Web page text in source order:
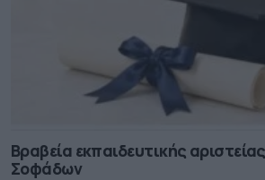
Βραβεία εκπαιδευτικής
Σοφάδων